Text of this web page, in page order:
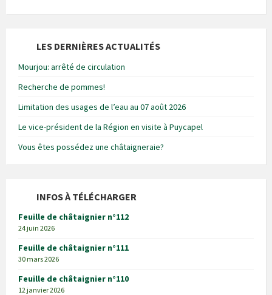
LES DERNIÈRES ACTUALITÉS
Mourjou: arrêté de circulation
Recherche de pommes!
Limitation des usages de l’eau au 07 août 2026
Le vice-président de la Région en visite à Puycapel
Vous êtes possédez une châtaigneraie?
INFOS À TÉLÉCHARGER
Feuille de châtaignier n°112
24 juin 2026
Feuille de châtaignier n°111
30 mars 2026
Feuille de châtaignier n°110
12 janvier 2026